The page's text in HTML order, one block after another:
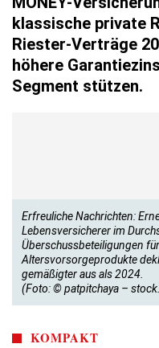
klassische private
Riester-Verträge
höhere
Segment stützen.
Erfreuliche Nachrichten:
Lebensversicherer im
Überschussbeteiligungen
Altersvorsorgeprodukte
gemäßigter aus als 2024.
(Foto: © patpitchaya –
KOMPAKT